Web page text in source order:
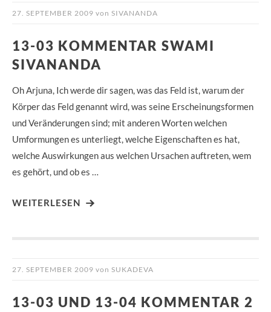
27. SEPTEMBER 2009 von SIVANANDA
13-03 KOMMENTAR SWAMI
SIVANANDA
Oh Arjuna, Ich werde dir sagen, was das Feld ist, warum der
Körper das Feld genannt wird, was seine Erscheinungsformen
und Veränderungen sind; mit anderen Worten welchen
Umformungen es unterliegt, welche Eigenschaften es hat,
welche Auswirkungen aus welchen Ursachen auftreten, wem
es gehört, und ob es …
WEITERLESEN
27. SEPTEMBER 2009 von SUKADEVA
13-03 UND 13-04 KOMMENTAR 2